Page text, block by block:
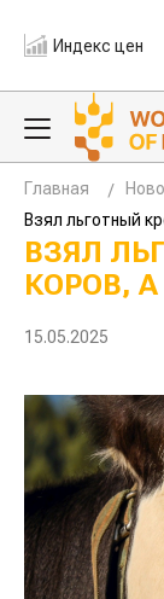
Индекс цен
Главная
Взял льготный
ВЗЯЛ
КОРОВ,
15.05.2025